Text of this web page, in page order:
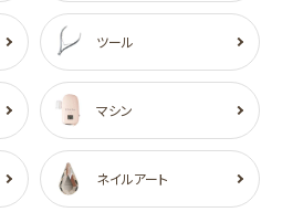
ツール
マシン
ネイルアート